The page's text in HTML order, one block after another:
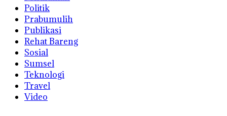
Politik
Prabumulih
Publikasi
Rehat Bareng
Sosial
Sumsel
Teknologi
Travel
Video